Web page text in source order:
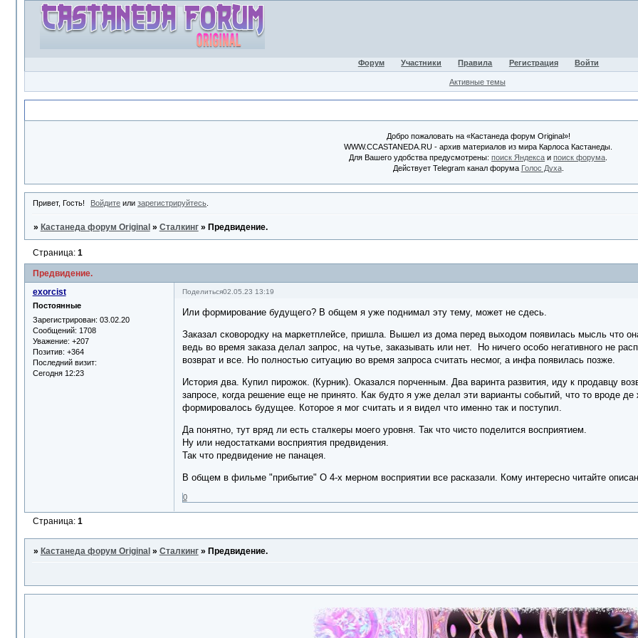
Форум Участники Правила Регистрация Войти
Активные темы
Добро пожаловать на «Кастанеда форум Original»!
WWW.CCASTANEDA.RU - архив материалов из мира Карлоса Кастанеды.
Для Вашего удобства предусмотрены:поиск Яндекса ипоиск форума
Действует Telegram канал форума Голос Духа.
Привет, Гость! Войдите илизарегистрируйтесь
» Кастанеда форум Original » Сталкинг » Предвидение.
Предвидение.
Страница: 1
Поделиться02.05.23 13:19
exorcist
Постоянные
Зарегистрирован: 03.02.20
Сообщений: 1708
Уважение: +207
Позитив: +364
Последний визит:
Сегодня 12:23
Или формирование будущего? В общем я уже поднимал эту тему, может не сдесь.
Заказал сковородку на маркетплейсе, пришла. Вышел из дома перед выходом появилась мысль что
ведь во время заказа делал запрос, на чутье, заказывать или нет. Но ничего особо негативного не
возврат и все. Но полностью ситуацию во время запроса считать несмог, а инфа появилась позже.
История два. Купил пирожок. (Курник). Оказался порченным. Два варинта развития, иду к продавцу
запросе, когда решение еще не принято. Как будто я уже делал эти варианты событий, что то вроде
формировалось будущее. Которое я мог считать и я видел что именно так и поступил.
Да понятно, тут вряд ли есть сталкеры моего уровня. Так что чисто поделится восприятием.
Ну или недостатками восприятия предвидения.
Так что предвидение не панацея.
В общем в фильме "прибытие" О 4-х мерном восприятии все расказали. Кому интересно читайте
0
Страница: 1
» Кастанеда форум Original » Сталкинг » Предвидение.